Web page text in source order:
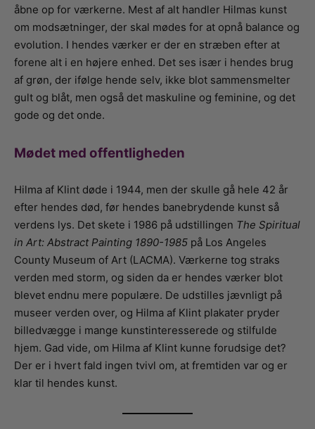
åbne op for værkerne. Mest af alt handler Hilmas kunst
om modsætninger, der skal mødes for at opnå balance og
evolution. I hendes værker er der en stræben efter at
forene alt i en højere enhed. Det ses især i hendes brug
af grøn, der ifølge hende selv, ikke blot sammensmelter
gult og blåt, men også det maskuline og feminine, og det
gode og det onde.
Mødet med offentligheden
Hilma af Klint døde i 1944, men der skulle gå hele 42 år
efter hendes død, før hendes banebrydende kunst så
verdens lys. Det skete i 1986 på udstillingen The Spiritual
in Art: Abstract Painting 1890-1985 på Los Angeles
County Museum of Art (LACMA). Værkerne tog straks
verden med storm, og siden da er hendes værker blot
blevet endnu mere populære. De udstilles jævnligt på
museer verden over, og Hilma af Klint plakater pryder
billedvægge i mange kunstinteresserede og stilfulde
hjem. Gad vide, om Hilma af Klint kunne forudsige det?
Der er i hvert fald ingen tvivl om, at fremtiden var og er
klar til hendes kunst.